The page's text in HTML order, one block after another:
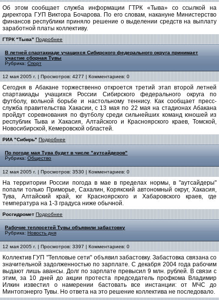
Об этом сообщает служба информации ГТРК «Тыва» со ссылкой на
директора ГУП Виктора Бочарова. По его словам, накануне Министерство
финансов республики приняло решение о выделении средств на выплату
заработной платы коллективу.
ГТРК "Тыва" Подробнее
В летней спартакиаде учащихся Сибирского федерального округа принимает
участие сборная Тувы
Рубрика: Спорт
12 мая 2005 г. | Просмотров: 4277 | Комментариев: 0
Сегодня в Абакане торжественно откроется третий этап второй летней
спартакиады учащихся России Сибирского федерального округа по
футболу, вольной борьбе и настольному теннису. Как сообщает пресс-
служба правительства Хакасии, с 13 мая по 22 мая на стадионах Абакана
пройдут соревнования по футболу среди сильнейших команд юношей из
республик Тыва и Хакасия, Алтайского и Красноярского краев, Томской,
Новосибирской, Кемеровской областей.
РИА "Сибирь" Подробнее
По погоде мая Тува будет в числе "аутсайдеров"
Рубрика: Общество
12 мая 2005 г. | Просмотров: 3530 | Комментариев: 0
На территории России погода в мае в пределах нормы, в "аутсайдеры"
попали только Приморье, Сахалин, Корякский автономный округ, Хакасия,
Тува, Алтайский край, юг Красноярского и Хабаровского краев, где
температура на 1-3 градуса ниже обычной.
Росгидромет Подробнее
Рабочие теплосетей Тувы объявили забастовку
Рубрика: Новость дня
12 мая 2005 г. | Просмотров: 3397 | Комментариев: 0
Коллектив ГУП "Тепловые сети" объявил забастовку. Забастовка связана со
значительной задолженностью по зарплате. С декабря 2004 года рабочим
выдают лишь авансы. Долг по зарплате превысил 9 млн. рублей. В связи с
этим, за 10 дней до акции протеста председатель профкома Владимир
Илкин известил о намерении бастовать все инстанции: от МЧС до
Минтопэнерго Тувы. Но ответа на это решение коллектива не последовало.